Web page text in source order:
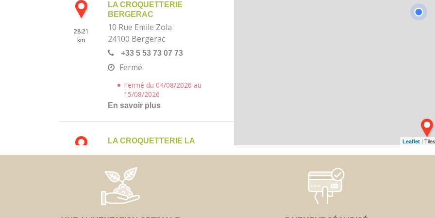
28.21
km
LA CROQUETTERIE
BERGERAC
10 Rue Emile Zola
24100 Bergerac
+33 5 53 73 07 73
Fermé
Fermé du 04/08/2026 au
15/08/2026
En savoir plus
LA CROQUETTERIE LA
33190Montagoudin
+33 5 56 71 29 88
Fermé
Leaflet |